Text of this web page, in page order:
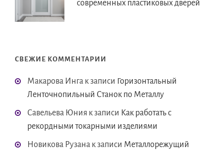
современных пластиковых дверей
СВЕЖИЕ КОММЕНТАРИИ
Макарова Инга к записи Горизонтальный
Ленточнопильный Станок по Металлу
Савельева Юния к записи Как работать с
рекордными токарными изделиями
Новикова Рузана к записи Металлорежущий